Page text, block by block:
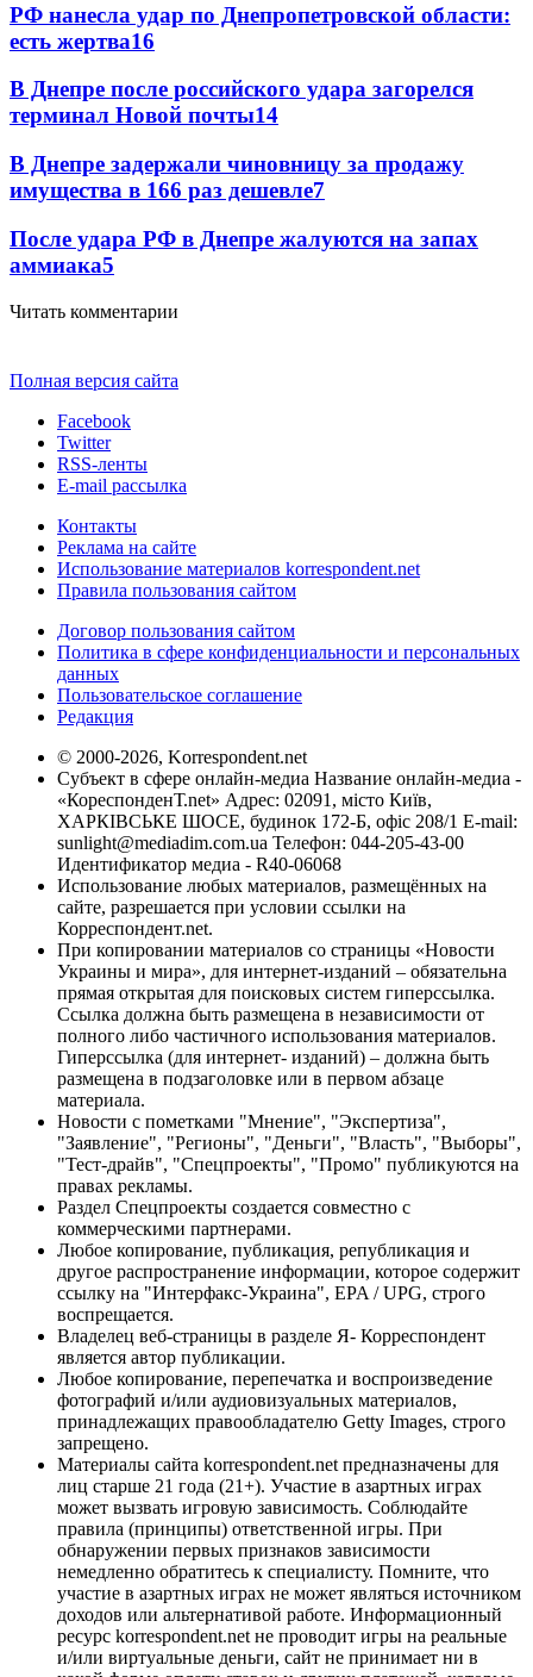
РФ нанесла удар по Днепропетровской области:
есть жертва16
В Днепре после российского удара загорелся
терминал Новой почты14
В Днепре задержали чиновницу за продажу
имущества в 166 раз дешевле7
После удара РФ в Днепре жалуются на запах
аммиака5
Читать комментарии
Полная версия сайта
Facebook
Twitter
RSS-ленты
E-mail рассылка
Контакты
Реклама на сайте
Использование материалов korrespondent.net
Правила пользования сайтом
Договор пользования сайтом
Политика в сфере конфиденциальности и персональных
данных
Пользовательское соглашение
Редакция
© 2000-2026, Korrespondent.net
Субъект в сфере онлайн-медиа Название онлайн-медиа -
«КореспонденТ.net» Адрес: 02091, місто Київ,
ХАРКІВСЬКЕ ШОСЕ, будинок 172-Б, офіс 208/1 E-mail:
sunlight@mediadim.com.ua Телефон: 044-205-43-00
Идентификатор медиа - R40-06068
Использование любых материалов, размещённых на
сайте, разрешается при условии ссылки на
Корреспондент.net.
При копировании материалов со страницы «Новости
Украины и мира», для интернет-изданий – обязательна
прямая открытая для поисковых систем гиперссылка.
Ссылка должна быть размещена в независимости от
полного либо частичного использования материалов.
Гиперссылка (для интернет- изданий) – должна быть
размещена в подзаголовке или в первом абзаце
материала.
Новости с пометками "Мнение", "Экспертиза",
"Заявление", "Регионы", "Деньги", "Власть", "Выборы",
"Тест-драйв", "Спецпроекты", "Промо" публикуются на
правах рекламы.
Раздел Спецпроекты создается совместно с
коммерческими партнерами.
Любое копирование, публикация, републикация и
другое распространение информации, которое содержит
ссылку на "Интерфакс-Украина", EPA / UPG, строго
воспрещается.
Владелец веб-страницы в разделе Я- Корреспондент
является автор публикации.
Любое копирование, перепечатка и воспроизведение
фотографий и/или аудиовизуальных материалов,
принадлежащих правообладателю Getty Images, строго
запрещено.
Материалы сайта korrespondent.net предназначены для
лиц старше 21 года (21+). Участие в азартных играх
может вызвать игровую зависимость. Соблюдайте
правила (принципы) ответственной игры. При
обнаружении первых признаков зависимости
немедленно обратитесь к специалисту. Помните, что
участие в азартных играх не может являться источником
доходов или альтернативой работе. Информационный
ресурс korrespondent.net не проводит игры на реальные
и/или виртуальные деньги, сайт не принимает ни в